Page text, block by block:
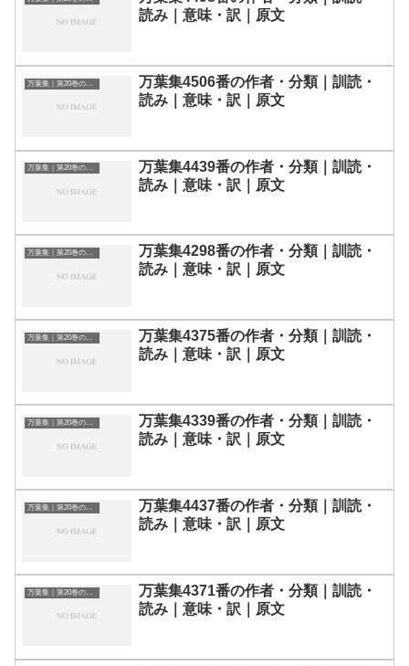
読み｜意味・訳｜原文
万葉集｜第20巻の和歌一覧
万葉集4506番の作者・分類｜訓読・
読み｜意味・訳｜原文
万葉集｜第20巻の和歌一覧
万葉集4439番の作者・分類｜訓読・
読み｜意味・訳｜原文
万葉集｜第20巻の和歌一覧
万葉集4298番の作者・分類｜訓読・
読み｜意味・訳｜原文
万葉集｜第20巻の和歌一覧
万葉集4375番の作者・分類｜訓読・
読み｜意味・訳｜原文
万葉集｜第20巻の和歌一覧
万葉集4339番の作者・分類｜訓読・
読み｜意味・訳｜原文
万葉集｜第20巻の和歌一覧
万葉集4437番の作者・分類｜訓読・
読み｜意味・訳｜原文
万葉集｜第20巻の和歌一覧
万葉集4371番の作者・分類｜訓読・
読み｜意味・訳｜原文